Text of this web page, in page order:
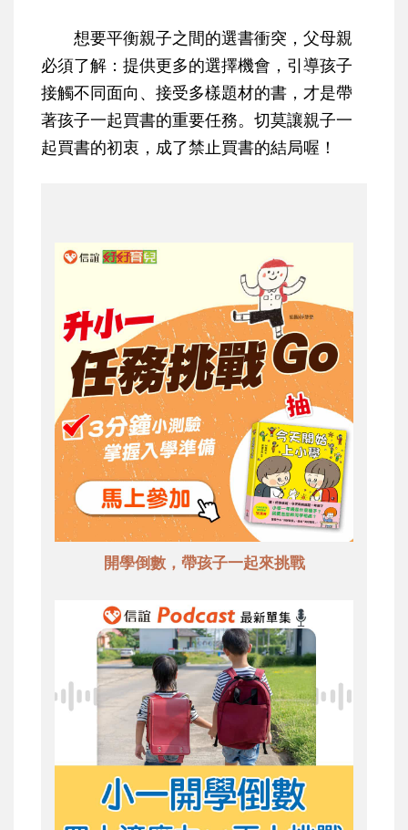
想要平衡親子之間的選書衝突，父母親
必須了解： 提供更多的選擇機會，引導孩子
接觸不同面向、接受多樣題材的書，才是帶
著孩子一起買書的重要任務。切莫讓親子一
起買書的初衷，成了禁止買書的結局喔！
開學倒數，帶孩子一起來挑戰